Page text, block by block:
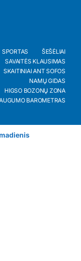
SPORTAS
ŠEŠĖLIAI
SAVAITĖS KLAUSIMAS
SKAITINIAI ANT SOFOS
NAMŲ GIDAS
HIGSO BOZONŲ ZONA
BAROMETRAS